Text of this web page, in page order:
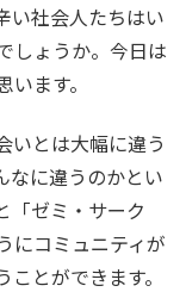
い社会人たちはい
しょうか。今日は
ます。
いとは大幅に違う
なに違うのかとい
「ゼミ・サーク
にコミュニティが
とができます。